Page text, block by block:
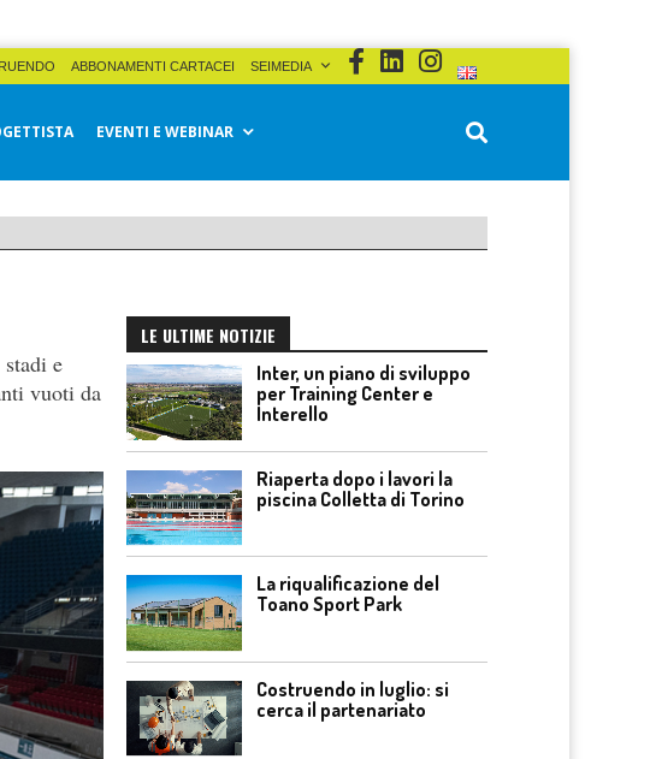
ABBONAMENTI CARTACEI SEIMEDIA
EVENTI E WEBINAR
e
vuoti da
LE ULTIME NOTIZIE
Inter, un piano di sviluppo
per Training Center e
Interello
Riaperta dopo i lavori la
piscina Colletta di Torino
La riqualificazione del
Toano Sport Park
Costruendo in luglio: si
cerca il partenariato